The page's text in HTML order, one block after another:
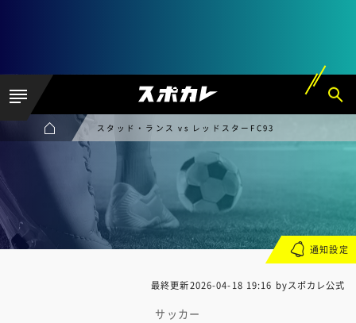
スタッド・ランス vs レッドスターFC93
最終更新2026-04-18 19:16 byスポカレ公式
サッカー
通知設定